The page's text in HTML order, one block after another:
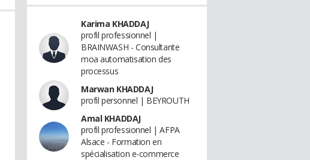
Karima KHADDAJ
profil professionnel |
BRAINWASH - Consultante
moa automatisation des
processus
Marwan KHADDAJ
profil personnel | BEYROUTH
Amal KHADDAJ
profil professionnel | AFPA
Alsace - Formation en
spécialisation e-commerce